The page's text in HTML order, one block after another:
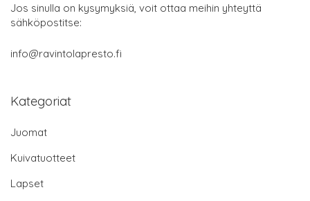
Jos sinulla on kysymyksiä, voit ottaa meihin yhteyttä
sähköpostitse:
info@ravintolapresto.fi
Kategoriat
Juomat
Kuivatuotteet
Lapset